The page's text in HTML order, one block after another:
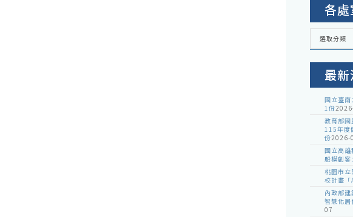
各
各
室
選取分類
最新
國立臺
1份
教育部
115年度
份2026-
國立高
船模創客
桃園市
校計畫「
內政部
智慧化
07